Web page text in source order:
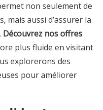
non seulement de
mais aussi d’assurer la
Découvrez nos offres
plus fluide en visitant
explorerons des
pour améliorer